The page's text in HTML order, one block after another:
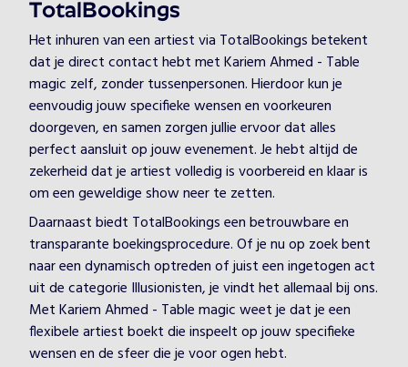
TotalBookings
Het inhuren van een artiest via TotalBookings betekent
dat je direct contact hebt met Kariem Ahmed - Table
magic zelf, zonder tussenpersonen. Hierdoor kun je
eenvoudig jouw specifieke wensen en voorkeuren
doorgeven, en samen zorgen jullie ervoor dat alles
perfect aansluit op jouw evenement. Je hebt altijd de
zekerheid dat je artiest volledig is voorbereid en klaar is
om een geweldige show neer te zetten.
Daarnaast biedt TotalBookings een betrouwbare en
transparante boekingsprocedure. Of je nu op zoek bent
naar een dynamisch optreden of juist een ingetogen act
uit de categorie Illusionisten, je vindt het allemaal bij ons.
Met Kariem Ahmed - Table magic weet je dat je een
flexibele artiest boekt die inspeelt op jouw specifieke
wensen en de sfeer die je voor ogen hebt.